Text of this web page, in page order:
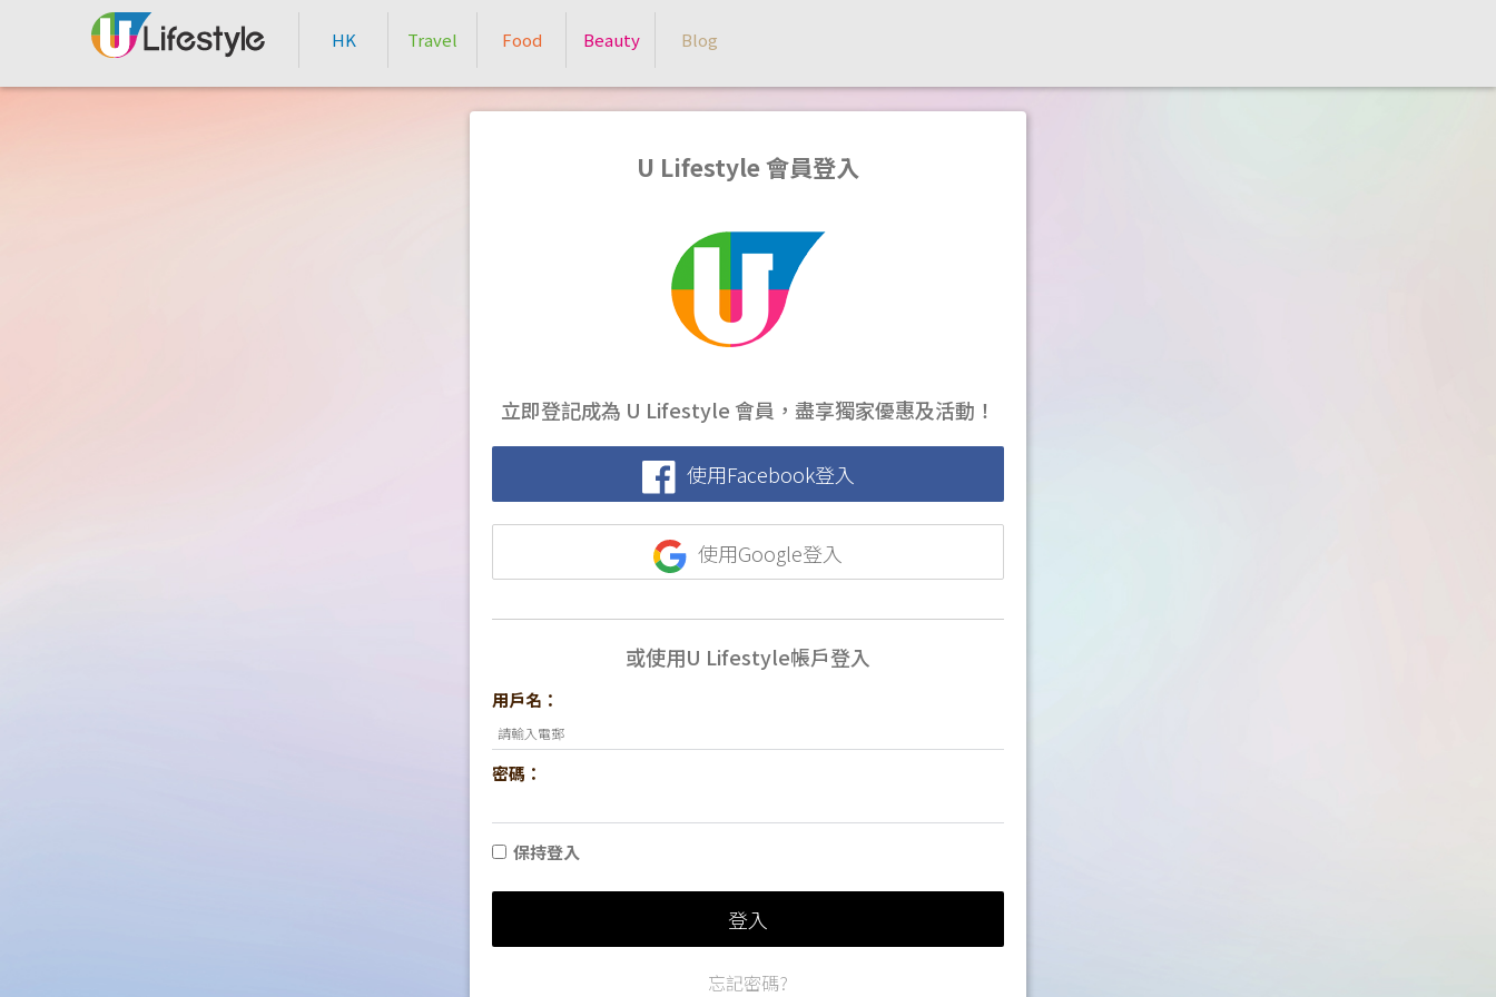
HK Travel Food Beauty Blog
U Lifestyle 會員登入
立即登記成為 U Lifestyle 會員，盡享獨家優惠及活動！
使用Facebook登入
使用Google登入
或使用U Lifestyle帳戶登入
用戶名：
密碼：
保持登入
登入
忘記密碼?